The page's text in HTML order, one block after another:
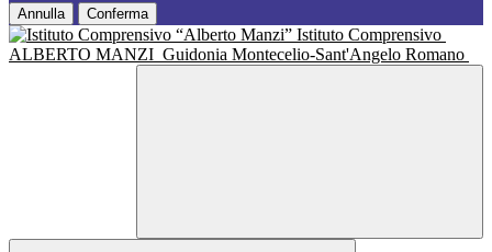
Annulla Conferma
Istituto Comprensivo
ALBERTO MANZI Guidonia Montecelio-Sant'Angelo Romano